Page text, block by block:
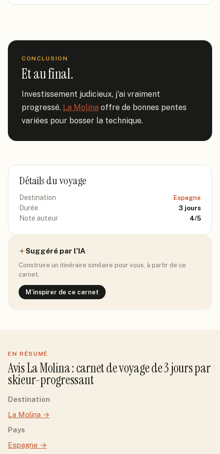
CONCLUSION
Et au final.
Investissement judicieux, j'ai vraiment
progressé. La Molina offre de bonnes pentes
variées pour bosser la technique.
Détails du voyage
Destination Espagne
Durée 3 jours
Note auteur 4/5
Suggéré par l'IA
Construire un itinéraire similaire pour vous, à partir de ce
carnet.
M'inspirer de ce carnet
EN RÉSUMÉ
AvisLa Molina: carnet de voyage de3jourspar
skieur-progressant
Destination
La Molina →
Pays
Espagne →